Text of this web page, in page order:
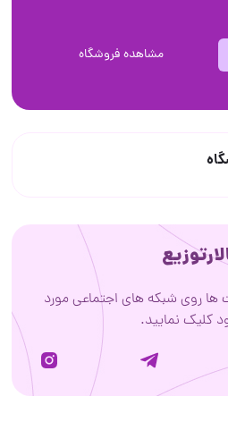
مشاهده فروشگاه
ها روی شبکه های اجتماعی مورد
کلیک نمایید.